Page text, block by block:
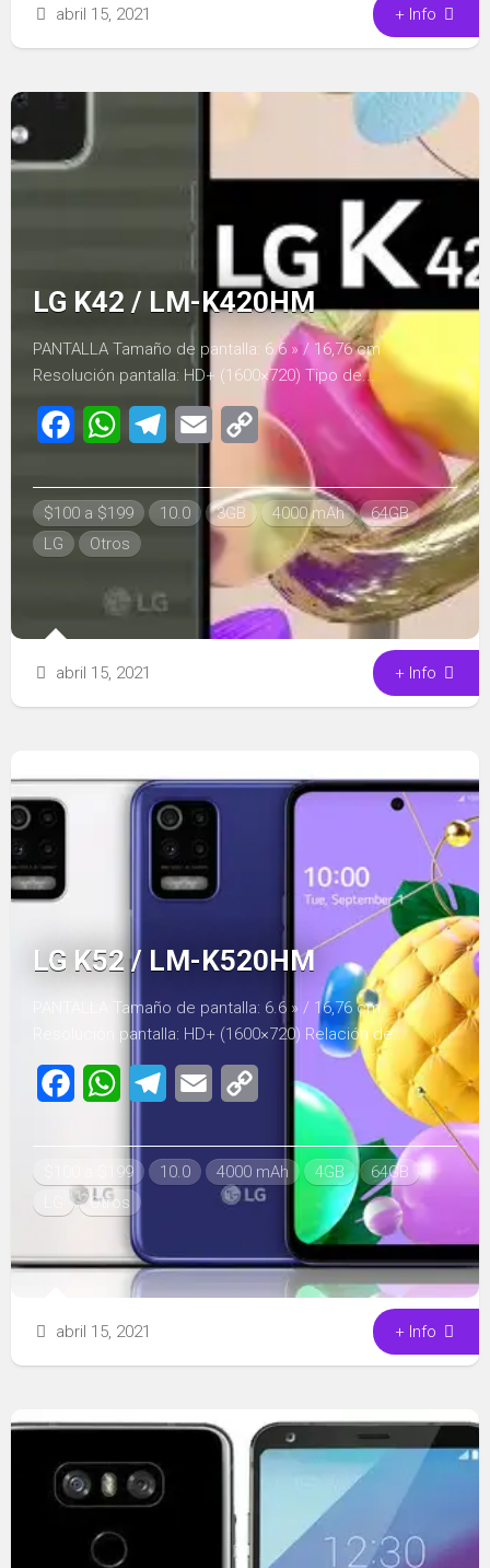
abril 15, 2021 + Info
LG K42 / LM-K420HM
PANTALLA Tamaño de pantalla: 6.6 » / 16,76 cm
Resolución pantalla: HD+ (1600×720) Tipo de...
FacebookWhatsAppTelegramEmail Copy
$100 a $199 10.0 3GB 4000 mAh
64GB
LG
Otros
abril 15, 2021 + Info
LG K52 / LM-K520HM
PANTALLA Tamaño de pantalla: 6.6 » / 16,76 cm
Resolución pantalla: HD+ (1600×720) Relación de...
FacebookWhatsAppTelegramEmail
Copy
$100 a $199 10.0 4000 mAh 4GB
64GB
Otros
abril 15, 2021 + Info